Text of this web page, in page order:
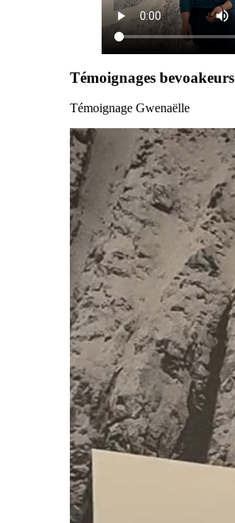
Témoignages bevoakeurs
Témoignage Gwenaëlle